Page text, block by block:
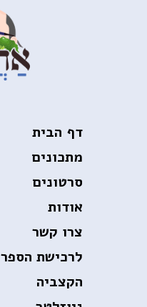
דף הבית
מתכונים
סרטונים
אודות
צרו קשר
לרכישת הספר
הקצביה